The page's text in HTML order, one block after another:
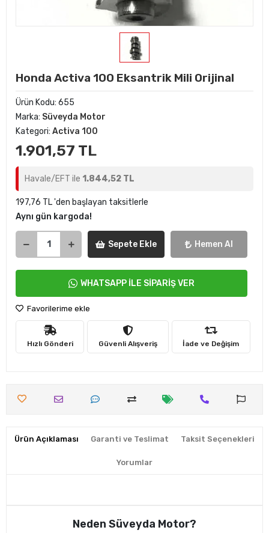
Honda Activa 100 Eksantrik Mili Orijinal
Ürün Kodu: 655
Marka: Süveyda Motor
Kategori: Activa 100
1.901,57 TL
Havale/EFT ile 1.844,52 TL
197,76 TL 'den başlayan taksitlerle
Aynı gün kargoda!
Sepete Ekle Hemen Al
WHATSAPP İLE SİPARİŞ VER
Favorilerime ekle
Hızlı Gönderi Güvenli Alışveriş İade ve Değişim
Ürün Açıklaması Garanti ve Teslimat Taksit Seçenekleri
Yorumlar
Neden Süveyda Motor?